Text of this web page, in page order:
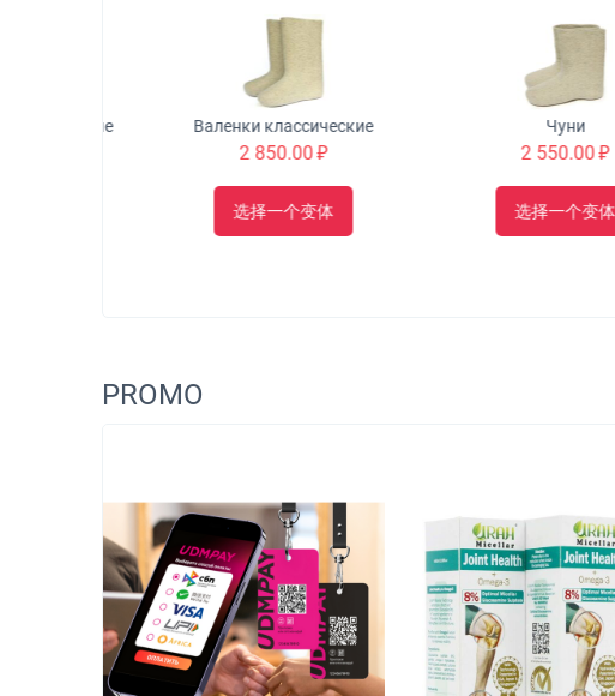
Валенки классические
2 850.00₽
选择一个变体
2 550.00₽
选择一个变体
PROMO